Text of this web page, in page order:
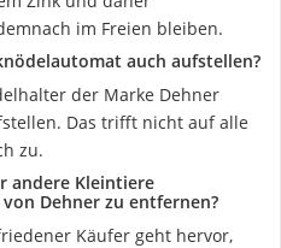
im Freien bleiben.
auch aufstellen?
der Marke Dehner
Das trifft nicht auf alle
zu.
andere Kleintiere
Dehner zu entfernen?
Käufer geht hervor,